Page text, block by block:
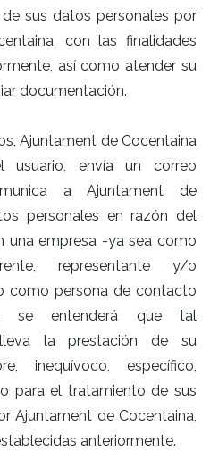
sus datos personales por
con las finalidades
así como atender su
documentación.
Ajuntament de Cocentaina
usuario, envía un correo
a Ajuntament de
personales en razón del
una empresa -ya sea como
representante y/o
como persona de contacto
se entenderá que tal
la prestación de su
inequívoco, específico,
para el tratamiento de sus
Ajuntament de Cocentaina,
anteriormente.